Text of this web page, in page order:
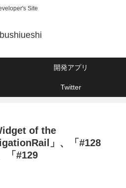
Site
開発アプリ
Twitter
of the
」、「#128
「#129